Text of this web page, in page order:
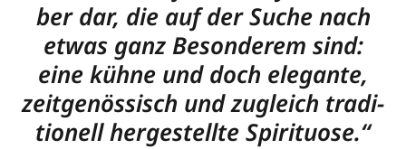
ber dar, die auf der Suche nach
etwas ganz Beson­de­rem sind:
eine küh­ne und doch ele­gan­te,
zeit­ge­nös­sisch und zugleich tra­di­
tio­nell her­ge­stell­te Spirituose.“